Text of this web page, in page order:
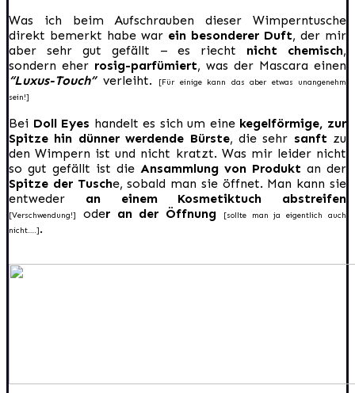
Was ich beim Aufschrauben dieser Wimperntusche
direkt bemerkt habe war ein besonderer Duft, der mir
aber sehr gut gefällt – es riecht nicht chemisch,
sondern eher rosig-parfümiert, was der Mascara einen
“Luxus-Touch”verleiht.
[Für einige kann das aber etwas unangenehm
sein!]
Bei Doll Eyes handelt es sich um einekegelförmige, zur
Spitze hin dünner werdende Bürste, die sehr sanft zu
den Wimpern ist und nicht kratzt. Was mir leider nicht
so gut gefällt ist die Ansammlung von Produkt an der
Spitze der Tusche, sobald man sie öffnet. Man kann sie
entweder an einem Kosmetiktuch abstreifen
[Verschwendung!] oder an der Öffnung
[sollte man ja eigentlich auch
nicht….].